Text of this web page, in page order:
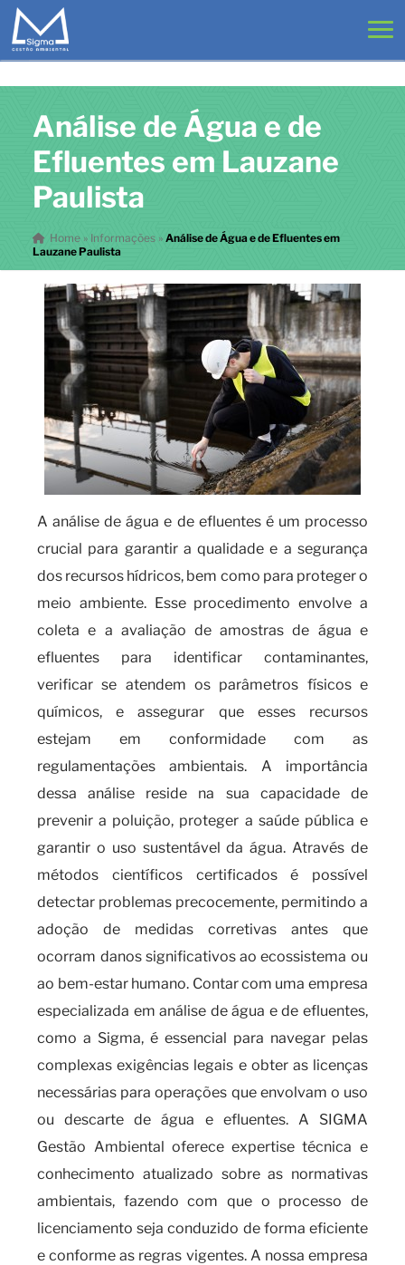
Análise de Água e de
Efluentes em Lauzane
Paulista
Home» Informações » Análise de Água e de Efluentes em
Lauzane Paulista
A análise de água e de efluentes é um processo
crucial para garantir a qualidade e a segurança
dos recursos hídricos, bem como para proteger o
meio ambiente. Esse procedimento envolve a
coleta e a avaliação de amostras de água e
efluentes para identificar contaminantes,
verificar se atendem os parâmetros físicos e
químicos, e assegurar que esses recursos
estejam em conformidade com as
regulamentações ambientais. A importância
dessa análise reside na sua capacidade de
prevenir a poluição, proteger a saúde pública e
garantir o uso sustentável da água. Através de
métodos científicos certificados é possível
detectar problemas precocemente, permitindo a
adoção de medidas corretivas antes que
ocorram danos significativos ao ecossistema ou
ao bem-estar humano. Contar com uma empresa
especializada em análise de água e de efluentes,
como a Sigma, é essencial para navegar pelas
complexas exigências legais e obter as licenças
necessárias para operações que envolvam o uso
ou descarte de água e efluentes. A SIGMA
Gestão Ambiental oferece expertise técnica e
conhecimento atualizado sobre as normativas
ambientais, fazendo com que o processo de
licenciamento seja conduzido de forma eficiente
e conforme as regras vigentes. A nossa empresa